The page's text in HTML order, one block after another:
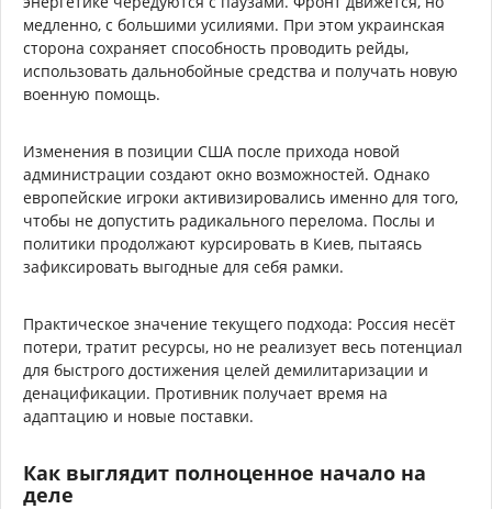
медленно, с большими усилиями. При этом украинская
сторона сохраняет способность проводить рейды,
использовать дальнобойные средства и получать новую
военную помощь.
Изменения в позиции США после прихода новой
администрации создают окно возможностей. Однако
европейские игроки активизировались именно для того,
чтобы не допустить радикального перелома. Послы и
политики продолжают курсировать в Киев, пытаясь
зафиксировать выгодные для себя рамки.
Практическое значение текущего подхода: Россия несёт
потери, тратит ресурсы, но не реализует весь потенциал
для быстрого достижения целей демилитаризации и
денацификации. Противник получает время на
адаптацию и новые поставки.
Как выглядит полноценное начало на
деле